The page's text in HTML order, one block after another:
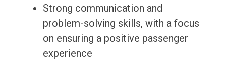
Strong communication and
problem-solving skills, with a focus
on ensuring a positive passenger
experience